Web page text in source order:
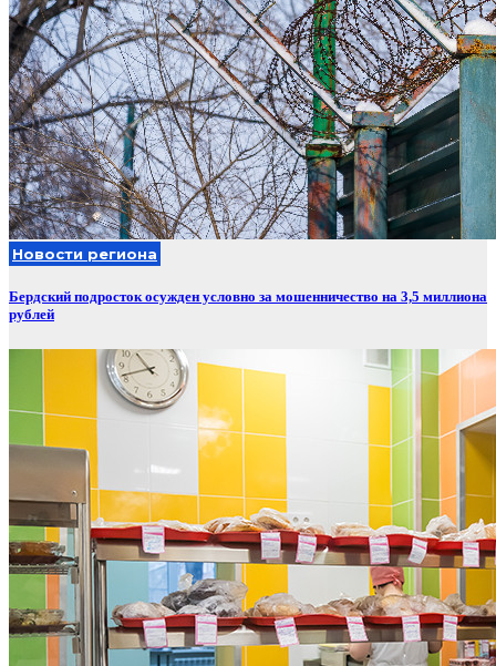
Новости региона
Бердский подросток осужден условно за мошенничество на 3,5 миллиона
рублей